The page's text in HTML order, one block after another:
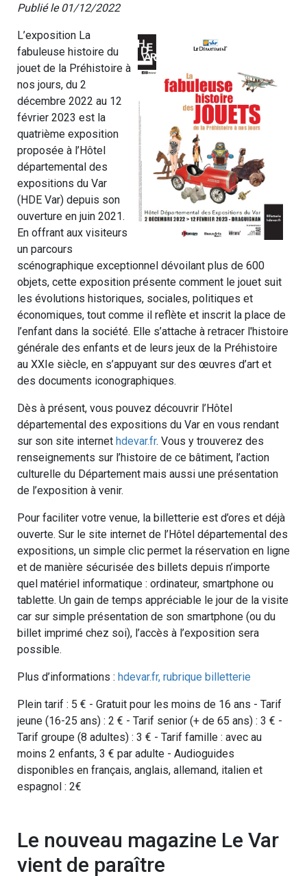
Publié le 01/12/2022
L’exposition La
fabuleuse histoire du
jouet de la Préhistoire à
nos jours, du 2
décembre 2022 au 12
février 2023 est la
quatrième exposition
proposée à l’Hôtel
départemental des
expositions du Var
(HDE Var) depuis son
ouverture en juin 2021.
En offrant aux visiteurs
un parcours
scénographique exceptionnel dévoilant plus de 600
objets, cette exposition présente comment le jouet suit
les évolutions historiques, sociales, politiques et
économiques, tout comme il reflète et inscrit la place de
l’enfant dans la société. Elle s’attache à retracer l'histoire
générale des enfants et de leurs jeux de la Préhistoire
au XXIe siècle, en s’appuyant sur des œuvres d’art et
des documents iconographiques.
Dès à présent, vous pouvez découvrir l’Hôtel
départemental des expositions du Var en vous rendant
sur son site internet hdevar.fr. Vous y trouverez des
renseignements sur l’histoire de ce bâtiment, l’action
culturelle du Département mais aussi une présentation
de l’exposition à venir.
Pour faciliter votre venue, la billetterie est d’ores et déjà
ouverte. Sur le site internet de l’Hôtel départemental des
expositions, un simple clic permet la réservation en ligne
et de manière sécurisée des billets depuis n’importe
quel matériel informatique : ordinateur, smartphone ou
tablette. Un gain de temps appréciable le jour de la visite
car sur simple présentation de son smartphone (ou du
billet imprimé chez soi), l’accès à l’exposition sera
possible.
Plus d’informations : hdevar.fr, rubrique billetterie
Plein tarif : 5 € - Gratuit pour les moins de 16 ans - Tarif
jeune (16-25 ans) : 2 € - Tarif senior (+ de 65 ans) : 3 € -
Tarif groupe (8 adultes) : 3 € - Tarif famille : avec au
moins 2 enfants, 3 € par adulte - Audioguides
disponibles en français, anglais, allemand, italien et
espagnol : 2€
Le nouveau magazine Le Var
vient de paraître